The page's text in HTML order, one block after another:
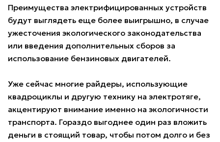
Преимущества электрифицированных устройств
будут выглядеть еще более выигрышно, в случае
ужесточения экологического законодательства
или введения дополнительных сборов за
использование бензиновых двигателей.
Уже сейчас многие райдеры, использующие
квадроциклы и другую технику на электротяге,
акцентируют внимание именно на экологичности
транспорта. Гораздо выгоднее один раз вложить
деньги в стоящий товар, чтобы потом долго и без